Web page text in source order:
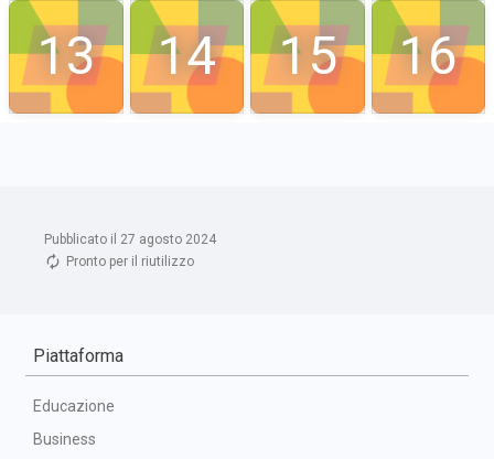
Pubblicato il 27 agosto 2024
Pronto per il riutilizzo
Piattaforma
Educazione
Business